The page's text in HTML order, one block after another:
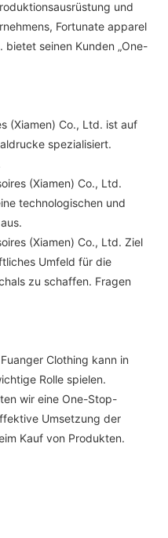
und
Fortunate apparel
bietet seinen Kunden „One-
(Xiamen) Co., Ltd. ist auf
spezialisiert.
(Xiamen) Co., Ltd.
technologischen und
(Xiamen) Co., Ltd. Ziel
Umfeld für die
zu schaffen. Fragen
Clothing kann in
Rolle spielen.
wir eine One-Stop-
Umsetzung der
Kauf von Produkten.